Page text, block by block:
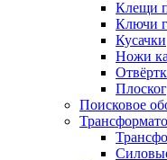
Клещи
Ключи
Кусачки
Ножи
Поисковое